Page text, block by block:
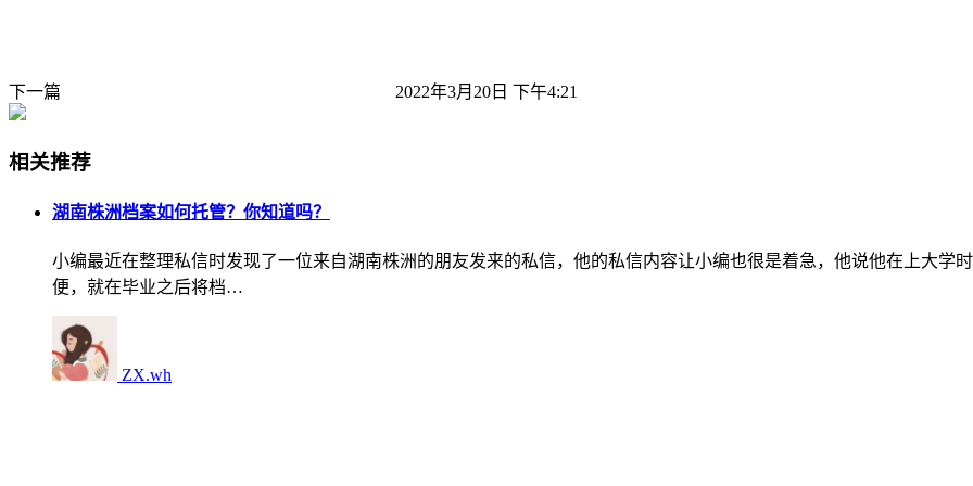
下一篇 2022年3月20日 下午4:21
相关推荐
湖南株洲档案如何托管？你知道吗？
小编最近在整理私信时发现了一位来自湖南株洲的朋友发来的私信，他的私信内容让小编也很是着急，他说他在上大学
便，就在毕业之后将档…
ZX.wh